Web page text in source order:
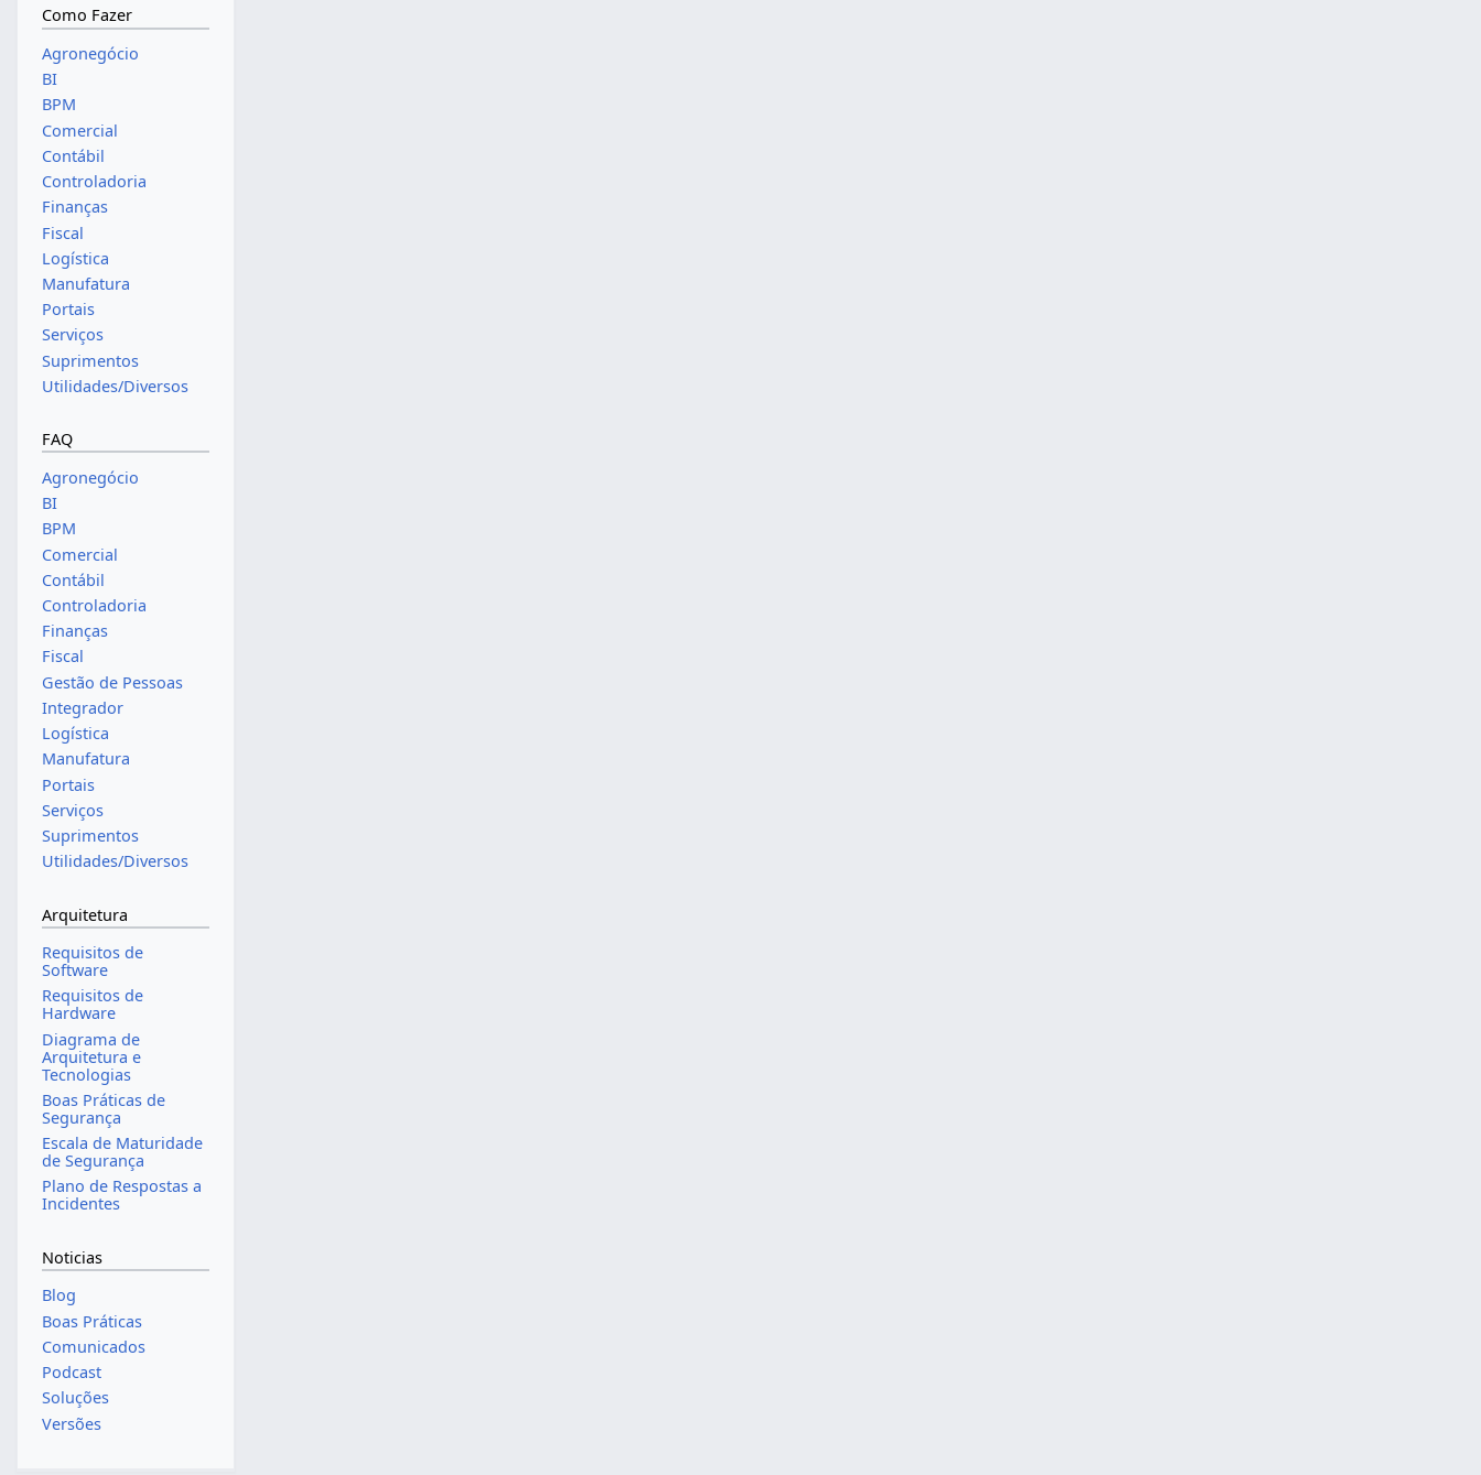
Como Fazer
Agronegócio
BI
BPM
Comercial
Contábil
Controladoria
Finanças
Fiscal
Logística
Manufatura
Portais
Serviços
Suprimentos
Utilidades/Diversos
FAQ
Agronegócio
BI
BPM
Comercial
Contábil
Controladoria
Finanças
Fiscal
Gestão de Pessoas
Integrador
Logística
Manufatura
Portais
Serviços
Suprimentos
Utilidades/Diversos
Arquitetura
Requisitos de
Software
Requisitos de
Hardware
Diagrama de
Arquitetura e
Tecnologias
Boas Práticas de
Segurança
Escala de Maturidade
de Segurança
Plano de Respostas a
Incidentes
Noticias
Blog
Boas Práticas
Comunicados
Podcast
Soluções
Versões